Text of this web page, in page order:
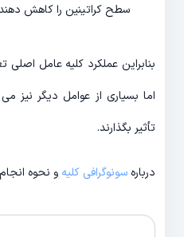
سطح کراتینین را کاهش
بنابراین عملکرد کلیه عامل
اما بسیاری از عوامل دیگر نیز
تأثیر بگذارند.
درباره سونوگرافی کلیه و نحوه